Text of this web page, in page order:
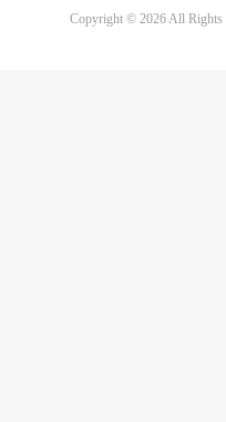
Copyright © 2026 All